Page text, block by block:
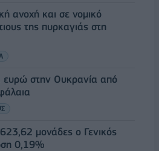
ανοχή και σε νομικό
της πυρκαγιάς στη
ευρώ στην Ουκρανία από
μονάδες ο Γενικός
0,19%